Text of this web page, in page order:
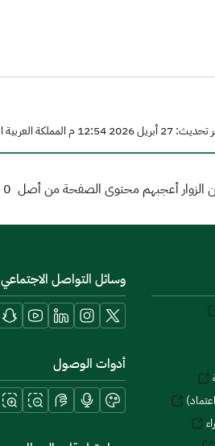
2026 12:54 م المملكة العربية السعودية
الزوار أعجبهم محتوى الصفحة من أصل 0
وسائل التواصل الاجتماعي
أدوات الوصول